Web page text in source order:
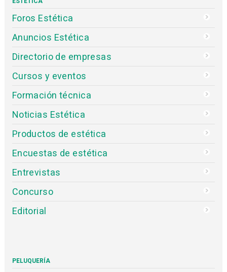
Foros Estética
Anuncios Estética
Directorio de empresas
Cursos y eventos
Formación técnica
Noticias Estética
Productos de estética
Encuestas de estética
Entrevistas
Concurso
Editorial
PELUQUERÍA